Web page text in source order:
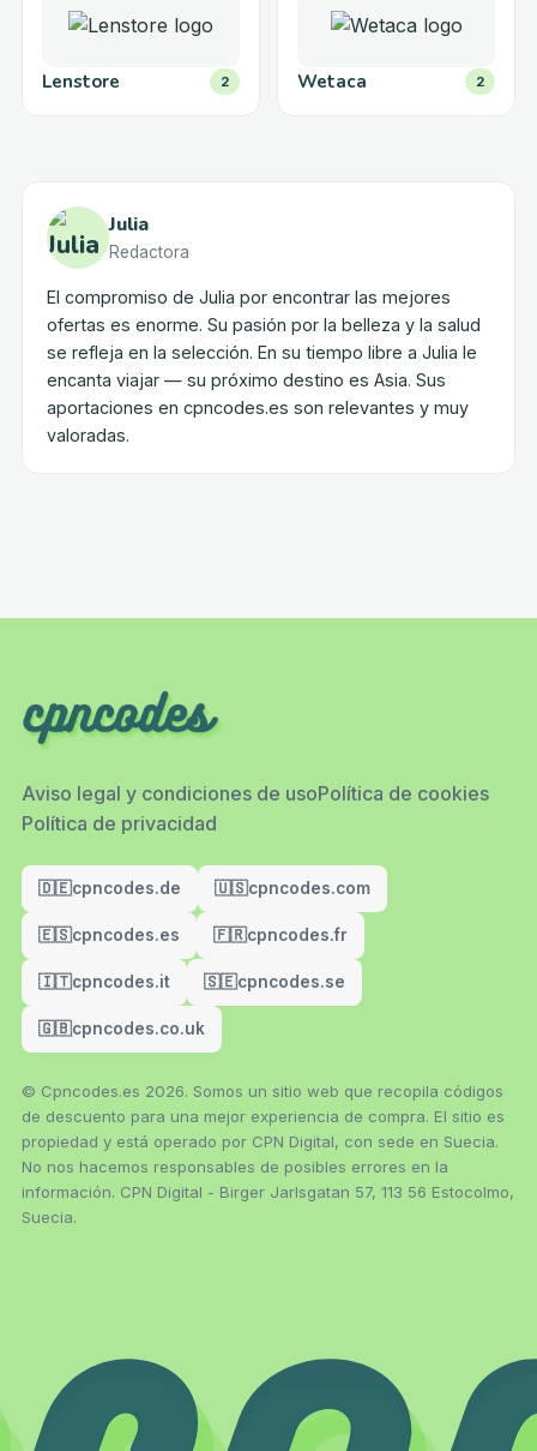
Lenstore 2 Wetaca 2
Julia
Redactora
El compromiso de Julia por encontrar las mejores
ofertas es enorme. Su pasión por la belleza y la salud
se refleja en la selección. En su tiempo libre a Julia le
encanta viajar — su próximo destino es Asia. Sus
aportaciones en cpncodes.es son relevantes y muy
valoradas.
Aviso legal y condiciones de usoPolítica de cookies
Política de privacidad
🇩🇪cpncodes.de 🇺🇸cpncodes.com
🇪🇸cpncodes.es 🇫🇷cpncodes.fr
🇮🇹cpncodes.it 🇸🇪cpncodes.se
🇬🇧cpncodes.co.uk
© Cpncodes.es 2026. Somos un sitio web que recopila códigos
de descuento para una mejor experiencia de compra. El sitio es
propiedad y está operado por CPN Digital, con sede en Suecia.
No nos hacemos responsables de posibles errores en la
información. CPN Digital - Birger Jarlsgatan 57, 113 56 Estocolmo,
Suecia.